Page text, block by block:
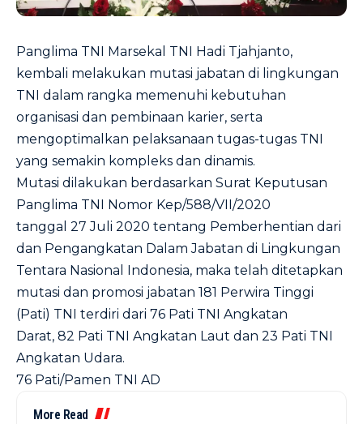
Panglima TNI Marsekal TNI Hadi Tjahjanto,
kembali melakukan mutasi jabatan di lingkungan
TNI dalam rangka memenuhi kebutuhan
organisasi dan pembinaan karier, serta
mengoptimalkan pelaksanaan tugas-tugas TNI
yang semakin kompleks dan dinamis.
Mutasi dilakukan berdasarkan Surat Keputusan
Panglima TNI Nomor Kep/588/VII/2020
tanggal 27 Juli 2020 tentang Pemberhentian dari
dan Pengangkatan Dalam Jabatan di Lingkungan
Tentara Nasional Indonesia, maka telah ditetapkan
mutasi dan promosi jabatan 181 Perwira Tinggi
(Pati) TNI terdiri dari 76 Pati TNI Angkatan
Darat, 82 Pati TNI Angkatan Laut dan 23 Pati TNI
Angkatan Udara.
76 Pati/Pamen TNI AD
More Read